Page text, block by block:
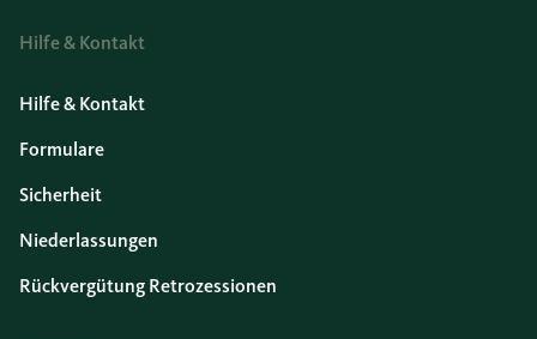
Hilfe & Kontakt
Hilfe & Kontakt
Formulare
Sicherheit
Niederlassungen
Rückvergütung Retrozessionen